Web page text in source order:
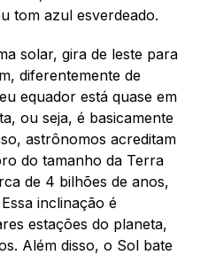
tom azul esverdeado.
solar, gira de leste para
diferentemente de
equador está quase em
ou seja, é basicamente
astrônomos acreditam
do tamanho da Terra
de 4 bilhões de anos,
inclinação é
estações do planeta,
Além disso, o Sol bate